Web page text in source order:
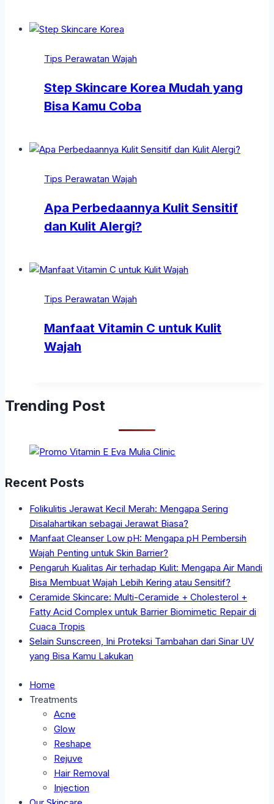
Tips Perawatan Wajah
Step Skincare Korea Mudah yang
Bisa Kamu Coba
Tips Perawatan Wajah
Apa Perbedaannya Kulit Sensitif
dan Kulit Alergi?
Tips Perawatan Wajah
Manfaat Vitamin C untuk Kulit
Wajah
Trending Post
Recent Posts
Folikulitis Jerawat Kecil Merah: Mengapa Sering
Disalahartikan sebagai Jerawat Biasa?
Manfaat Cleanser Low pH: Mengapa pH Pembersih
Wajah Penting untuk Skin Barrier?
Pengaruh Kualitas Air terhadap Kulit: Mengapa Air Mandi
Bisa Membuat Wajah Lebih Kering atau Sensitif?
Ceramide Skincare: Multi-Ceramide + Cholesterol +
Fatty Acid Complex untuk Barrier Biomimetic Repair di
Cuaca Tropis
Selain Sunscreen, Ini Proteksi Tambahan dari Sinar UV
yang Bisa Kamu Lakukan
Home
Treatments
Acne
Glow
Reshape
Rejuve
Hair Removal
Injection